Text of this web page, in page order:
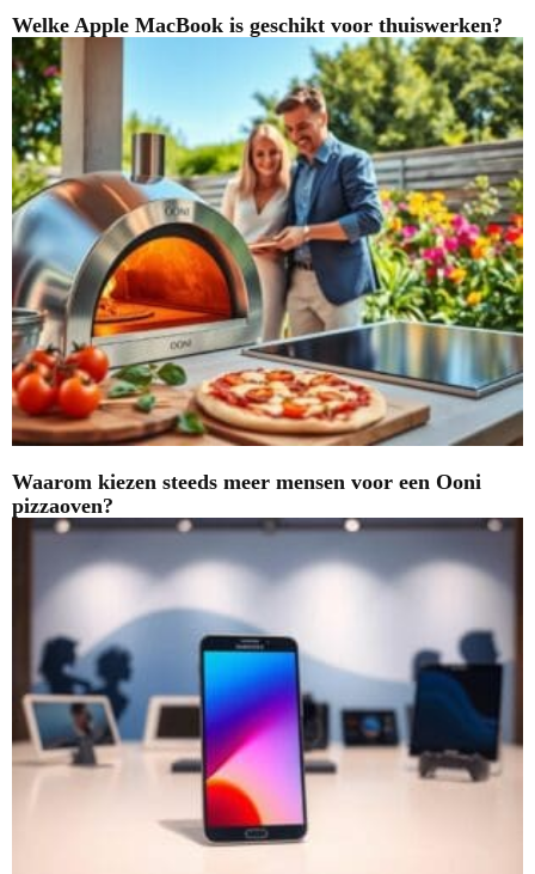
Welke Apple MacBook is geschikt voor thuiswerken?
Waarom kiezen steeds meer mensen voor een Ooni
pizzaoven?